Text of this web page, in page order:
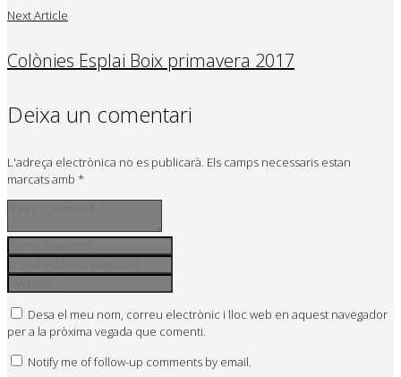
Next Article
Colònies Esplai Boix primavera 2017
Deixa un comentari
L'adreça electrònica no es publicarà. Els camps necessaris estan
marcats amb *
Desa el meu nom, correu electrònic i lloc web en aquest navegador
per a la pròxima vegada que comenti.
Notify me of follow-up comments by email.